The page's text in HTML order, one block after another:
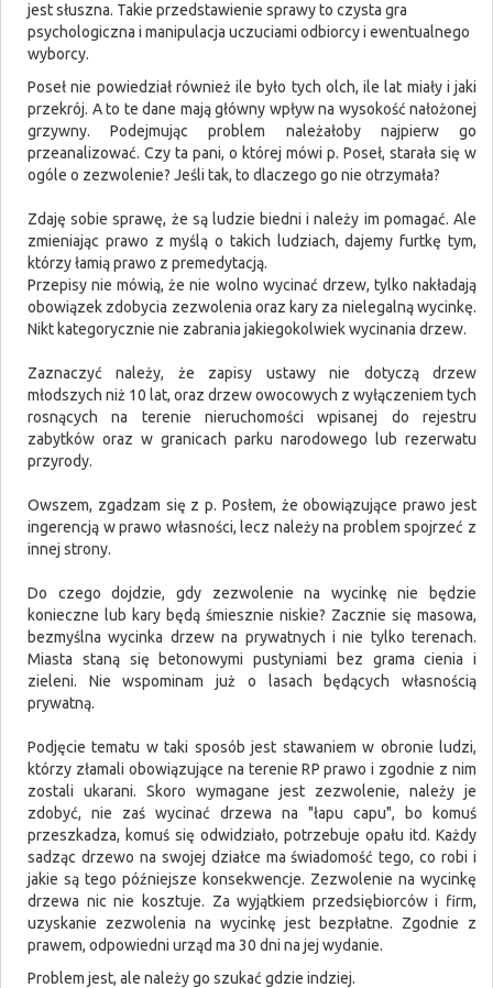
jest słuszna. Takie przedstawienie sprawy to czysta gra
psychologiczna i manipulacja uczuciami odbiorcy i ewentualnego
wyborcy.
Poseł nie powiedział również ile było tych olch, ile lat miały i jaki
przekrój. A to te dane mają główny wpływ na wysokość nałożonej
grzywny. Podejmując problem należałoby najpierw go
przeanalizować. Czy ta pani, o której mówi p. Poseł, starała się w
ogóle o zezwolenie? Jeśli tak, to dlaczego go nie otrzymała?
Zdaję sobie sprawę, że są ludzie biedni i należy im pomagać. Ale
zmieniając prawo z myślą o takich ludziach, dajemy furtkę tym,
którzy łamią prawo z premedytacją.
Przepisy nie mówią, że nie wolno wycinać drzew, tylko nakładają
obowiązek zdobycia zezwolenia oraz kary za nielegalną wycinkę.
Nikt kategorycznie nie zabrania jakiegokolwiek wycinania drzew.
Zaznaczyć należy, że zapisy ustawy nie dotyczą drzew
młodszych niż 10 lat, oraz drzew owocowych z wyłączeniem tych
rosnących na terenie nieruchomości wpisanej do rejestru
zabytków oraz w granicach parku narodowego lub rezerwatu
przyrody.
Owszem, zgadzam się z p. Posłem, że obowiązujące prawo jest
ingerencją w prawo własności, lecz należy na problem spojrzeć z
innej strony.
Do czego dojdzie, gdy zezwolenie na wycinkę nie będzie
konieczne lub kary będą śmiesznie niskie? Zacznie się masowa,
bezmyślna wycinka drzew na prywatnych i nie tylko terenach.
Miasta staną się betonowymi pustyniami bez grama cienia i
zieleni. Nie wspominam już o lasach będących własnością
prywatną.
Podjęcie tematu w taki sposób jest stawaniem w obronie ludzi,
którzy złamali obowiązujące na terenie RP prawo i zgodnie z nim
zostali ukarani. Skoro wymagane jest zezwolenie, należy je
zdobyć, nie zaś wycinać drzewa na "łapu capu", bo komuś
przeszkadza, komuś się odwidziało, potrzebuje opału itd. Każdy
sadząc drzewo na swojej działce ma świadomość tego, co robi i
jakie są tego późniejsze konsekwencje. Zezwolenie na wycinkę
drzewa nic nie kosztuje. Za wyjątkiem przedsiębiorców i firm,
uzyskanie zezwolenia na wycinkę jest bezpłatne. Zgodnie z
prawem, odpowiedni urząd ma 30 dni na jej wydanie.
Problem jest, ale należy go szukać gdzie indziej.